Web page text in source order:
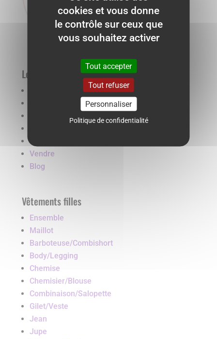
Les affaires de Zouzou
Les affaires de Zouzou
Le concept Re-aimer
Live
Vendre
Blog
Vêtements filles
Ensemble
Maillot
Barboteuse/Combishort
Body/Legging
Chemise
Chemisier/Blouse
Combinaison/Salopette
Gilet/Veste
Jean
Jupe
cookies et vous donne
le contrôle sur ceux que
vous souhaitez activer
Tout accepter
Tout refuser
Personnaliser
Politique de confidentialité